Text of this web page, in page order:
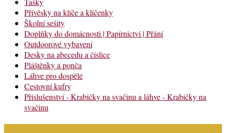
Přívěsky na klíče a klíčenky
Školní sešity
Doplňky do domácnosti | Papírnictví | Přání
Outdoorové vybavení
Desky na abecedu a číslice
Pláštěnky a ponča
Láhve pro dospělé
Cestovní kufry
Příslušenství - Krabičky na svačinu a láhve - Krabičky na
svačinu